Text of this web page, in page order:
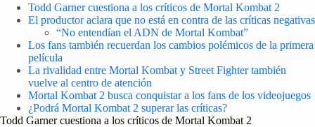
Todd Garner cuestiona a los críticos de Mortal Kombat 2
El productor aclara que no está en contra de las críticas negativas
“No entendían el ADN de Mortal Kombat”
Los fans también recuerdan los cambios polémicos de la primera
película
La rivalidad entre Mortal Kombat y Street Fighter también
vuelve al centro de atención
Mortal Kombat 2 busca conquistar a los fans de los videojuegos
¿Podrá Mortal Kombat 2 superar las críticas?
Todd Garner cuestiona a los críticos de Mortal Kombat 2